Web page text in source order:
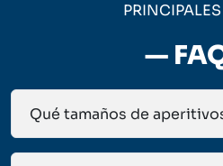
—
Qué tamaños de